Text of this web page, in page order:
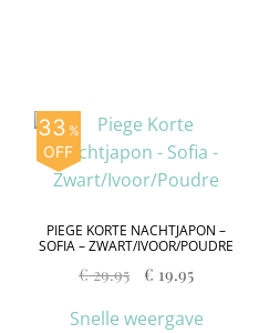
PIEGE KORTE NACHTJAPON –
SOFIA – ZWART/IVOOR/POUDRE
33%
OFF
€29.95 € 19.95
Snelle weergave